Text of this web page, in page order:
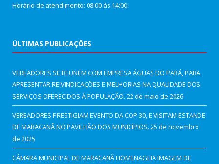
Horário de atendimento: 08:00 às 14:00
ÚLTIMAS PUBLICAÇÕES
VEREADORES SE REUNÉM COM EMPRESA ÁGUAS DO PARÁ, PARA
APRESENTAR REIVINDICAÇÕES E MELHORIAS NA QUALIDADE DOS
SERVIÇOS OFERECIDOS Á POPULAÇÃO. 22 de maio de 2026
VEREADORES PRESTIGIAM EVENTO DA COP 30, E VISITAM ESTANDE
DE MARACANÃ NO PAVILHÃO DOS MUNICÍPIOS. 25 de novembro
de 2025
CÂMARA MUNICIPAL DE MARACANÃ HOMENAGEIA IMAGEM DE